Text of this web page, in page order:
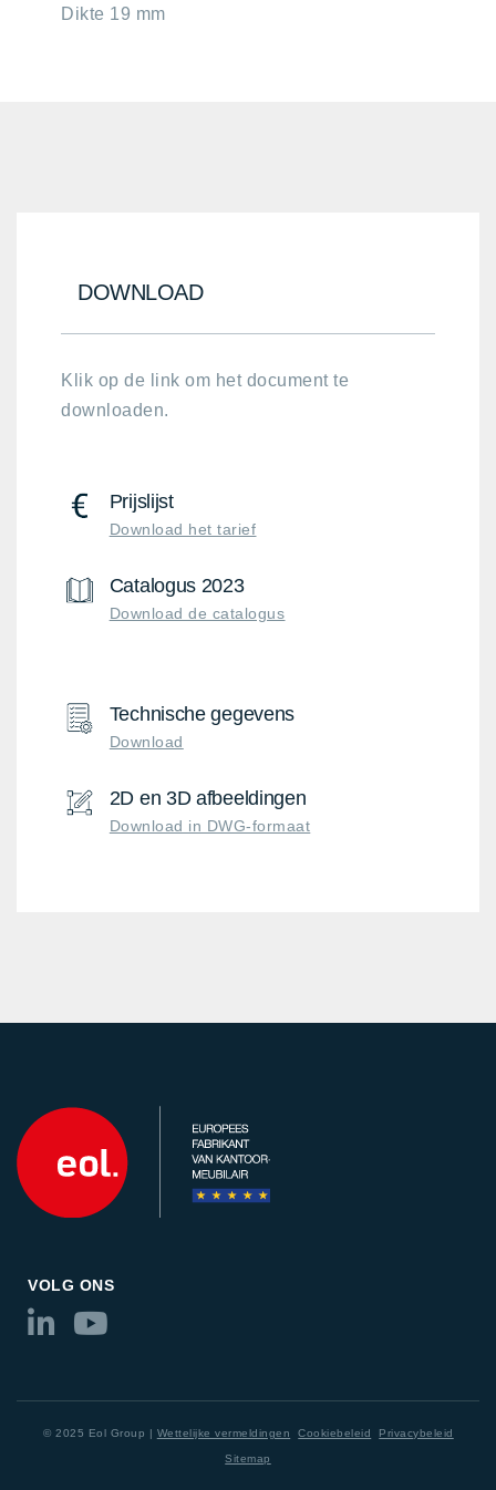
chevron-
Dikte 19 mm
DOWNLOAD
Klik op de link om het document te
downloaden.
Prijslijst
Download het tarief
Catalogus 2023
Download de catalogus
Technische gegevens
Download
2D en 3D afbeeldingen
Download in DWG-formaat
VOLG ONS
© 2025 Eol Group | Wettelijke vermeldingen Cookiebeleid Privacybeleid
Sitemap